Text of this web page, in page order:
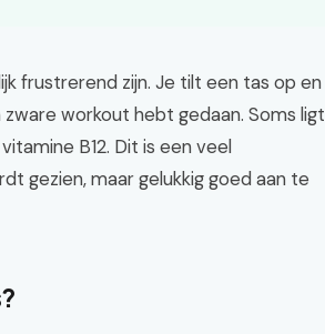
frustrerend zijn. Je tilt een tas op en
workout hebt gedaan. Soms ligt
B12. Dit is een veel
gezien, maar gelukkig goed aan te